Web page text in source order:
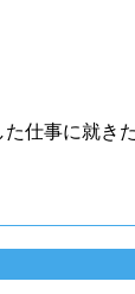
仕事に就